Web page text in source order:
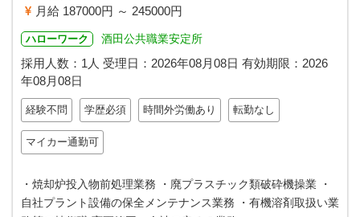
月給 187000円 ～ 245000円
ハローワーク 酒田公共職業安定所
採用人数：1人 受理日： 2026年08月08日 有効期限： 2026
年08月08日
経験不問 学歴必須 時間外労働あり 転勤なし
マイカー通勤可
・焼却炉投入物前処理業務 ・廃プラスチック類破砕機操業 ・
自社プラント設備の保全メンテナンス業務 ・有機溶剤取扱い業